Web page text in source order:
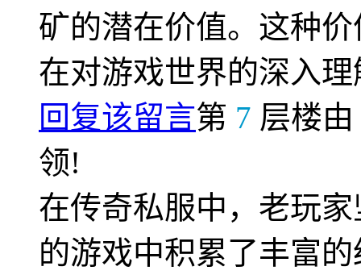
矿的潜在价值。这种
在对游戏世界的深入
回复该留言第 7 层楼由
领!
在传奇私服中，老玩
的游戏中积累了丰富